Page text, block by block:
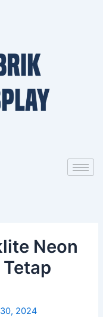
Neon
2024